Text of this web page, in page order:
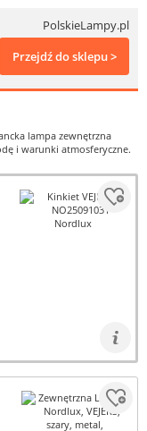
PolskieLampy.pl
Przejdź do sklepu >
lampa zewnętrzna
i warunki atmosferyczne.